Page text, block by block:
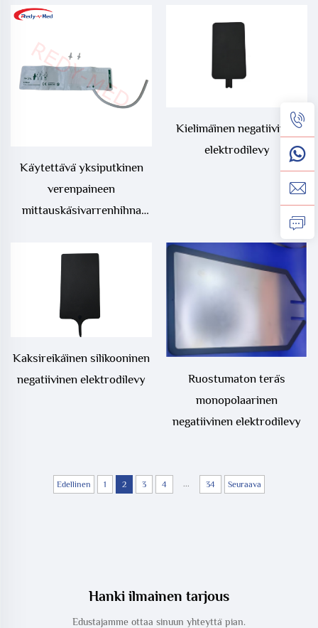
verenpaineen
Käytettävä yksiputkinen
verenpaineen
mittauskäsivarrenhihna
tarkoituksiin, käytettävä
yksiputkinen NIBP-hihna
lapsille/pediatrisiin
tarkoituksiin
Kielimäinen negatiivinen
elektrodilevy
Kaksireikäinen silikooninen
negatiivinen elektrodilevy
Ruostumaton teräs
monopolaarinen
negatiivinen elektrodilevy
Edellinen 1 2 3 4 ... 34 Seuraava
Hanki ilmainen tarjous
Edustajamme ottaa sinuun yhteyttä pian.